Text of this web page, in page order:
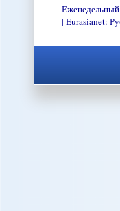
Еженедельный
| Eurasianet: